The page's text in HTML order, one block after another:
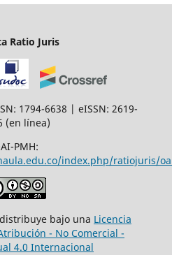
Ratio Juris
1794-6638 | eISSN: 2619-
(en línea)
PMH:
index.php/ratiojuris/
bajo una Licencia
- No Comercial -
4.0 Internacional